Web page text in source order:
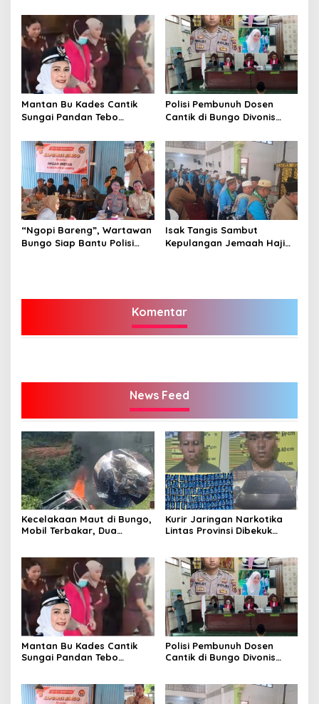
Tempat
Mantan Bu Kades Cantik
Sungai Pandan Tebo
Milyar
Polisi Pembunuh Dosen
Cantik di Bungo Divonis
“Ngopi Bareng”, Wartawan
Bungo Siap Bantu Polisi
Isak Tangis Sambut
Kepulangan Jemaah Haji
Komentar
News Feed
Kecelakaan Maut di Bungo,
Mobil Terbakar, Dua
Kurir Jaringan Narkotika
Lintas Provinsi Dibekuk
Mantan Bu Kades Cantik
Sungai Pandan Tebo
Polisi Pembunuh Dosen
Cantik di Bungo Divonis